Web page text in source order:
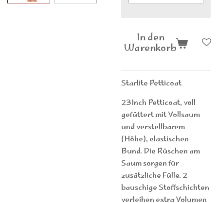
In den
Warenkorb
Starlite Petticoat
23Inch Petticoat, voll
gefüttert mit Vollsaum
und verstellbarem
(Höhe), elastischen
Bund. Die Rüschen am
Saum sorgen für
zusätzliche Fülle. 2
bauschige Stoffschichten
verleihen extra Volumen